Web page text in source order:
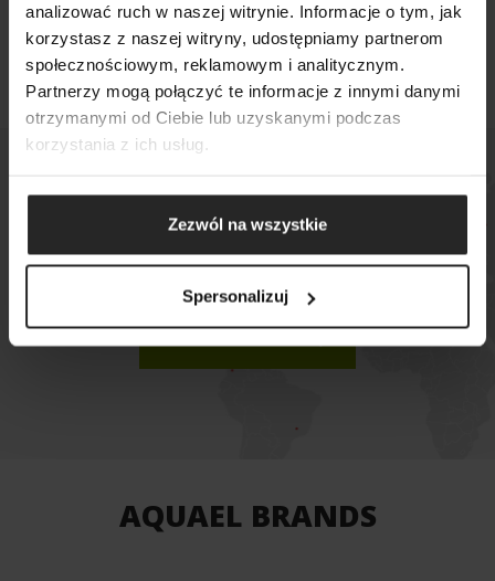
analizować ruch w naszej witrynie. Informacje o tym, jak
korzystasz z naszej witryny, udostępniamy partnerom
społecznościowym, reklamowym i analitycznym.
Partnerzy mogą połączyć te informacje z innymi danymi
otrzymanymi od Ciebie lub uzyskanymi podczas
korzystania z ich usług.
Zezwól na wszystkie
Spersonalizuj
Check where you can buy
our products
AQUAEL BRANDS
SEARCH